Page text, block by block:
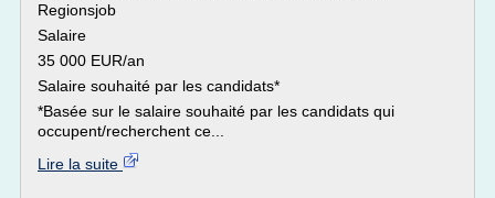
Regionsjob
Salaire
35 000 EUR/an
Salaire souhaité par les candidats*
*Basée sur le salaire souhaité par les candidats qui
occupent/recherchent ce...
Lire la suite